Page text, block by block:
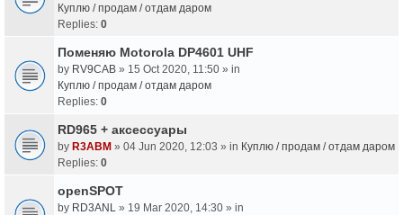
Куплю / продам / отдам даром
Replies: 0
Поменяю Motorola DP4601 UHF
by RV9CAB » 15 Oct 2020, 11:50 » in
Куплю / продам / отдам даром
Replies: 0
RD965 + аксессуары
by R3ABM » 04 Jun 2020, 12:03 » in Куплю / продам / отдам даром
Replies: 0
openSPOT
by RD3ANL » 19 Mar 2020, 14:30 » in